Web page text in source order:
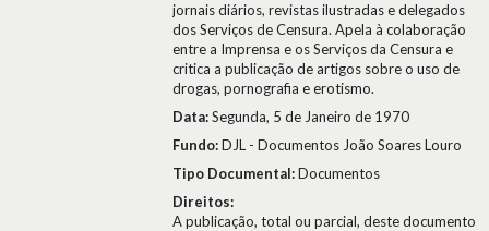
jornais diários, revistas ilustradas e delegados
dos Serviços de Censura. Apela à colaboração
entre a Imprensa e os Serviços da Censura e
critica a publicação de artigos sobre o uso de
drogas, pornografia e erotismo.
Data:Segunda, 5 de Janeiro de 1970
Fundo:DJL - Documentos João Soares Louro
Tipo Documental:Documentos
Direitos:
A publicação, total ou parcial, deste documento